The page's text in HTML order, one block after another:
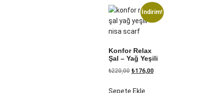
İndirim!
Konfor Relax
Şal – Yağ Yeşili
₺220,00 ₺176,00
Sepete Ekle